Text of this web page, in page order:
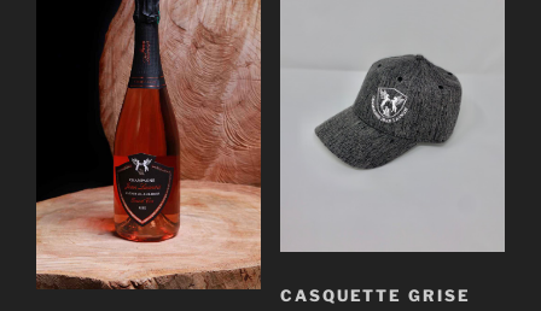
CASQUETTE GRISE